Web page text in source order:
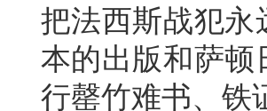
把法西斯战犯永
本的出版和萨顿
行罄竹难书、铁